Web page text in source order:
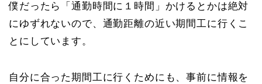
僕だったら「通勤時間に１時間」かけるとかは絶対
にゆずれないので、通勤距離の近い期間工に行くこ
とにしています。
自分に合った期間工に行くためにも、事前に情報を